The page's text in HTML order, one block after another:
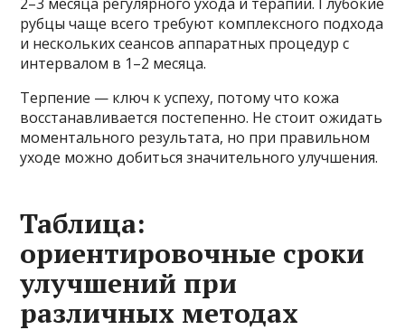
рубцы чаще всего требуют комплексного подхода
и нескольких сеансов аппаратных процедур с
интервалом в 1–2 месяца.
Терпение — ключ к успеху, потому что кожа
восстанавливается постепенно. Не стоит ожидать
моментального результата, но при правильном
уходе можно добиться значительного улучшения.
Таблица:
ориентировочные сроки
улучшений при
различных методах